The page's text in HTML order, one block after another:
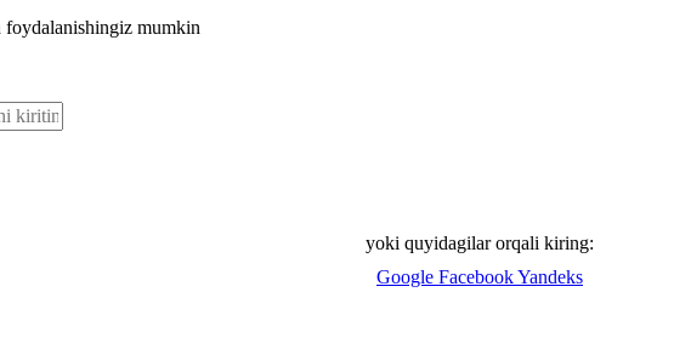
foydalanishingiz mumkin
yoki quyidagilar orqali kiring:
Google FacebookYandeks